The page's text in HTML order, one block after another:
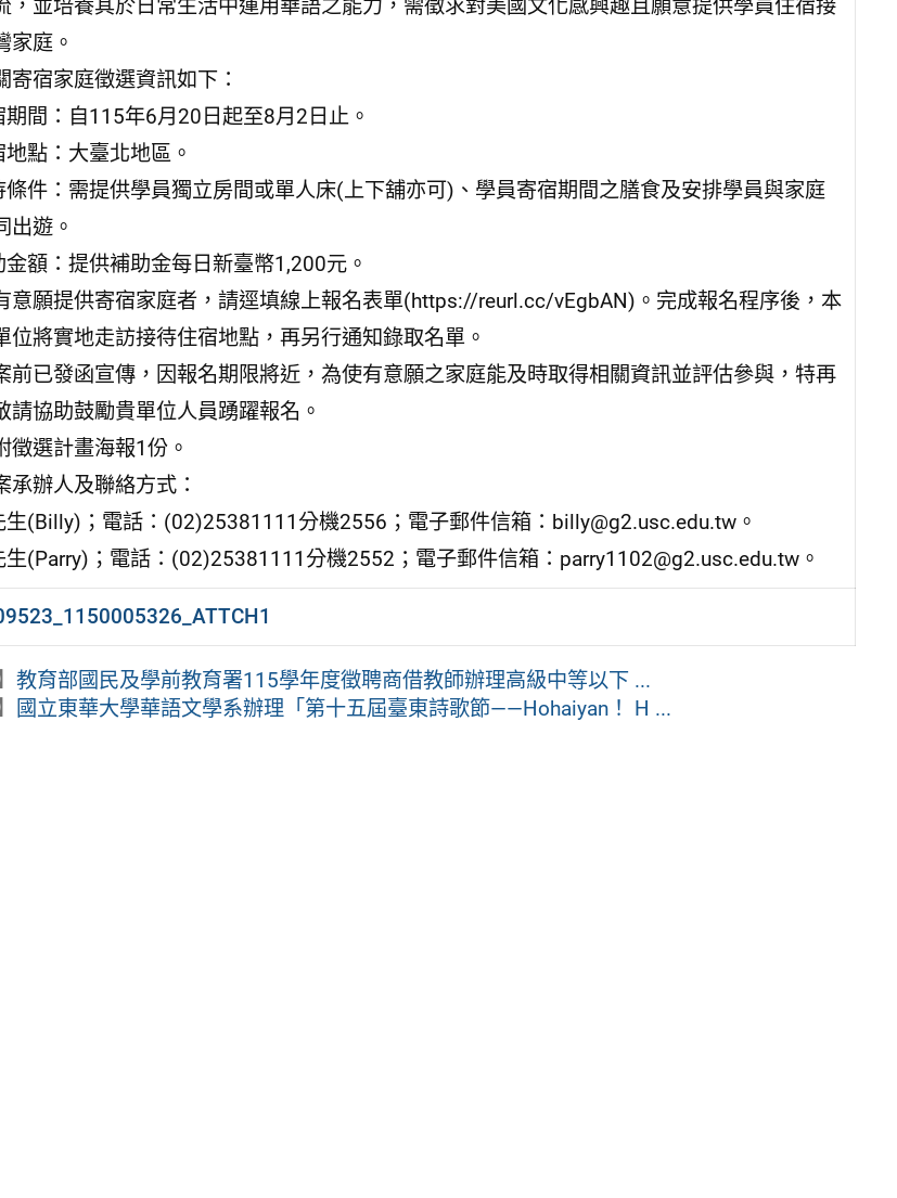
，並培養其於日常生活中運用華語之能力，需徵求對美國文化感興趣且願意提供學員住宿接
家庭。
寄宿家庭徵選資訊如下：
間：自115年6月20日起至8月2日止。
點：大臺北地區。
條件：需提供學員獨立房間或單人床(上下舖亦可)、學員寄宿期間之膳食及安排學員與家庭
出遊。
額：提供補助金每日新臺幣1,200元。
意願提供寄宿家庭者，請逕填線上報名表單(https://reurl.cc/vEgbAN)。完成報名程序後，本
位將實地走訪接待住宿地點，再另行通知錄取名單。
前已發函宣傳，因報名期限將近，為使有意願之家庭能及時取得相關資訊並評估參與，特再
請協助鼓勵貴單位人員踴躍報名。
徵選計畫海報1份。
承辦人及聯絡方式：
生(Billy)；電話：(02)25381111分機2556；電子郵件信箱：billy@g2.usc.edu.tw。
生(Parry)；電話：(02)25381111分機2552；電子郵件信箱：parry1102@g2.usc.edu.tw。
教育部國民及學前教育署115學年度徵聘商借教師辦理高級中等以下 ...
國立東華大學華語文學系辦理「第十五屆臺東詩歌節——Hohaiyan！ H ...